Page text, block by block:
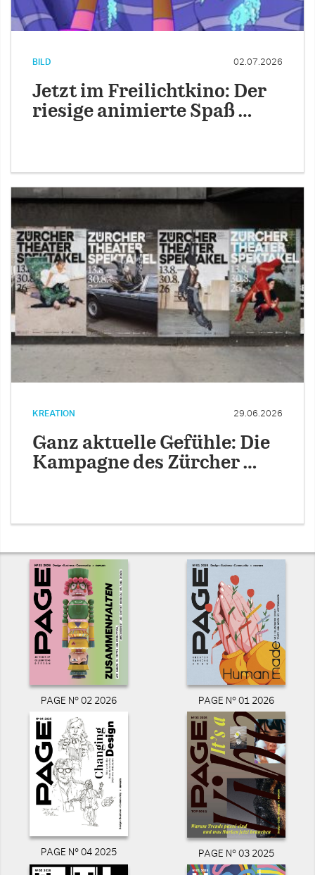
BILD 02.07.2026
Jetzt im Freilichtkino: Der
riesige animierte Spaß …
KREATION 29.06.2026
Ganz aktuelle Gefühle: Die
Kampagne des Zürcher …
PAGE N° 02 2026 PAGE N° 01 2026
PAGE N° 04 2025 PAGE N° 03 2025